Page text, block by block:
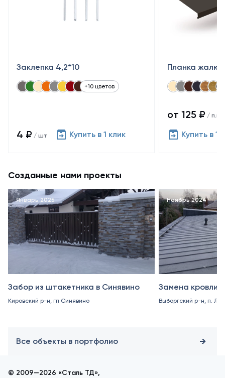
Заклепка 4,2*10
+10 цветов
4 ₽ / шт Купить в 1 клик
Планка
от 125 ₽ / п.м.
Купить в 1
Созданные нами проекты
Январь 2025
Забор из штакетника в Синявино
Кировский р-н, гп Синявино
Ноябрь 2024
Замена кровли
Выборгский р-н, п.
Все объекты в портфолио
© 2009—2026 «Сталь ТД»,